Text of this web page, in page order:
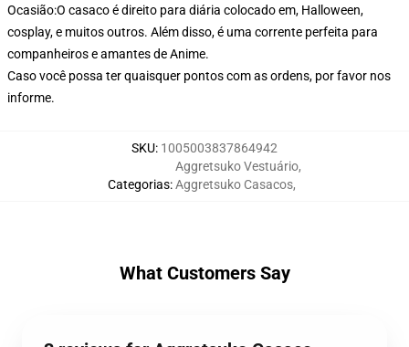
Ocasião:O casaco é direito para diária colocado em, Halloween,
cosplay, e muitos outros. Além disso, é uma corrente perfeita para
companheiros e amantes de Anime.
Caso você possa ter quaisquer pontos com as ordens, por favor nos
informe.
SKU: 1005003837864942
Categorias:
Aggretsuko Vestuário,
Aggretsuko Casacos,
What Customers Say